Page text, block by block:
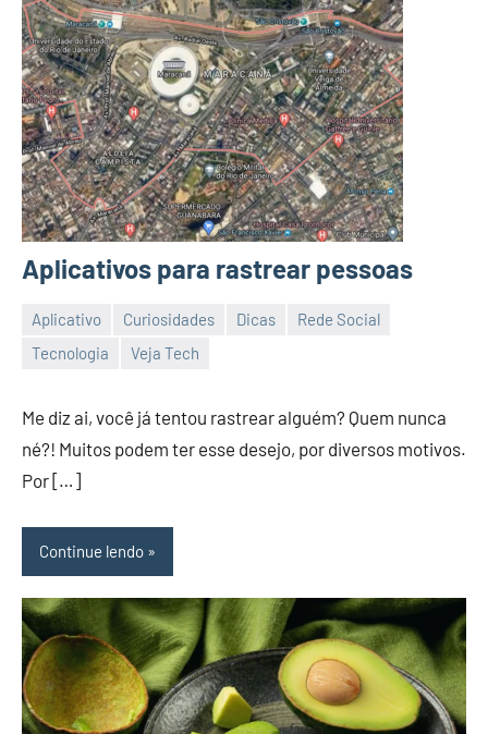
Aplicativos para rastrear pessoas
Aplicativo Curiosidades Dicas
Rede Social
Tecnologia
Veja Tech
24/08/2023
Dallila
Me diz ai, você já tentou rastrear alguém? Quem nunca
né?! Muitos podem ter esse desejo, por diversos motivos.
Por […]
Continue lendo